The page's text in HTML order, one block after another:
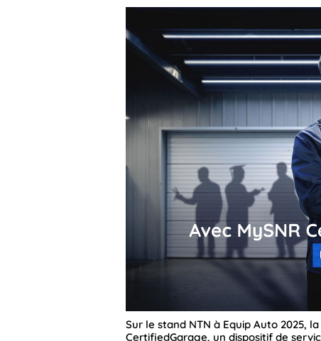
Sur le stand NTN à Equip Auto 2025,
CertifiedGarage, un dispositif de